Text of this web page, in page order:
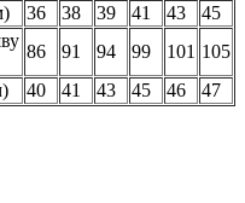
36 38 39 41 43
45
86 91 94 99 101 105
40 41 43 45 46 47